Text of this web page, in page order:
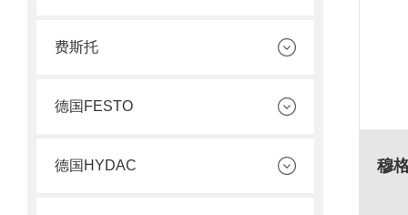
费斯托
德国FESTO
德国HYDAC